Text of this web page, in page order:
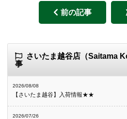
前の記事
さいたま越谷店（Saitama
事
2026/08/08
【さいたま越谷】入荷情報★★
2026/07/26